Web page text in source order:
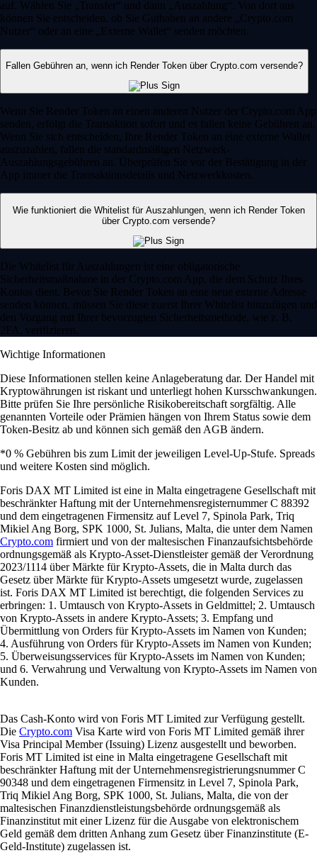
auf. Wählen Sie „Transfer“ und dann „Auszahlung“. Von dort aus
können Sie entscheiden, ob Sie Guthaben an andere „Crypto.com
Nutzer“ oder an eine „Externe Wallet“ senden möchten.
Fallen Gebühren an, wenn ich Render Token über Crypto.com versende?
Wenn Sie Render Token an einen anderen Nutzer der Crypto.com App
senden, erfolgt die Transaktion sofort und es fallen keine Gebühren an.
Wenn Sie sich entscheiden, Ihre Render Token an eine externe Wallet
auszuzahlen, fallen die standardmäßigen Netzwerk-
Auszahlungsgebühren an. Überprüfen Sie vor der Bestätigung in der
App immer die Transaktionsdetails und Netzwerkkosten.
Wie funktioniert die Whitelist für Auszahlungen, wenn ich Render Token
über Crypto.com versende?
Die Whitelist für Auszahlungen ist eine obligatorische
Sicherheitsmaßnahme in der Crypto.com App, die dem Schutz Ihres
Kontos dient. Bevor Sie Render Token an eine neue externe Adresse
senden können, müssen Sie diese zuerst Ihrer Whitelist hinzufügen und
den Vorgang mit Ihrer bevorzugten Sicherheitsmethode, wie z. B.
2FA, verifizieren.
Wichtige Informationen
Diese Informationen stellen keine Anlageberatung dar. Der Handel mit
Kryptowährungen ist riskant und unterliegt hohen Kursschwankungen.
Bitte prüfen Sie Ihre persönliche Risikobereitschaft sorgfältig. Alle
genannten Vorteile oder Prämien hängen von Ihrem Status sowie dem
Token-Besitz ab und können sich gemäß den AGB ändern.
*0 % Gebühren bis zum Limit der jeweiligen Level-Up-Stufe. Spreads
und weitere Kosten sind möglich.
Foris DAX MT Limited ist eine in Malta eingetragene Gesellschaft mit
beschränkter Haftung mit der Unternehmensregisternummer C 88392
und dem eingetragenen Firmensitz auf Level 7, Spinola Park, Triq
Mikiel Ang Borg, SPK 1000, St. Julians, Malta, die unter dem Namen
Crypto.com firmiert und von der maltesischen Finanzaufsichtsbehörde
ordnungsgemäß als Krypto-Asset-Dienstleister gemäß der Verordnung
2023/1114 über Märkte für Krypto-Assets, die in Malta durch das
Gesetz über Märkte für Krypto-Assets umgesetzt wurde, zugelassen
ist. Foris DAX MT Limited ist berechtigt, die folgenden Services zu
erbringen: 1. Umtausch von Krypto-Assets in Geldmittel; 2. Umtausch
von Krypto-Assets in andere Krypto-Assets; 3. Empfang und
Übermittlung von Orders für Krypto-Assets im Namen von Kunden;
4. Ausführung von Orders für Krypto-Assets im Namen von Kunden;
5. Überweisungsservices für Krypto-Assets im Namen von Kunden;
und 6. Verwahrung und Verwaltung von Krypto-Assets im Namen von
Kunden.
Das Cash-Konto wird von Foris MT Limited zur Verfügung gestellt.
Die Crypto.com Visa Karte wird von Foris MT Limited gemäß ihrer
Visa Principal Member (Issuing) Lizenz ausgestellt und beworben.
Foris MT Limited ist eine in Malta eingetragene Gesellschaft mit
beschränkter Haftung mit der Unternehmensregistrierungsnummer C
90348 und dem eingetragenen Firmensitz in Level 7, Spinola Park,
Triq Mikiel Ang Borg, SPK 1000, St. Julians, Malta, die von der
maltesischen Finanzdienstleistungsbehörde ordnungsgemäß als
Finanzinstitut mit einer Lizenz für die Ausgabe von elektronischem
Geld gemäß dem dritten Anhang zum Gesetz über Finanzinstitute (E-
Geld-Institute) zugelassen ist.